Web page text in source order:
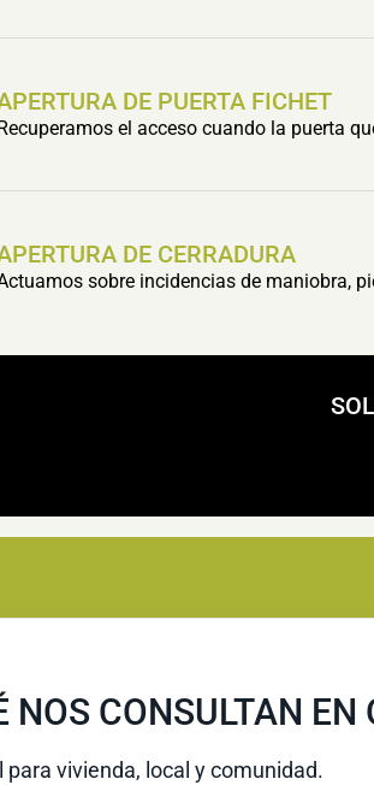
DE PUERTA FICHET
el acceso cuando la puerta
DE CERRADURA
sobre incidencias de maniobra,
NOS CONSULTAN EN
vivienda, local y comunidad.